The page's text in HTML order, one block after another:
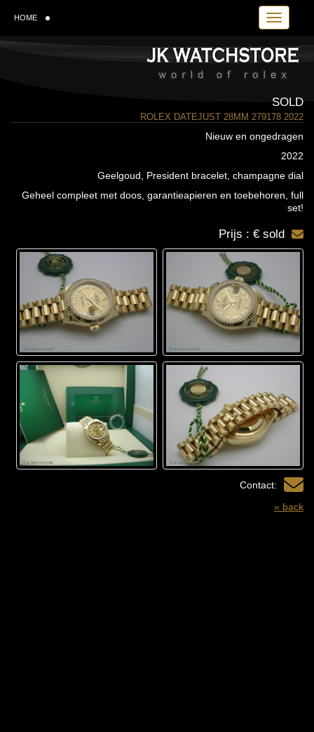
Toggle
HOME
SOLD
ROLEX DATEJUST 28MM 279178 2022
Nieuw en ongedragen
2022
Geelgoud, President bracelet, champagne dial
Geheel compleet met doos, garantieapieren en toebehoren, full
set!
Prijs : € sold
Contact:
« back